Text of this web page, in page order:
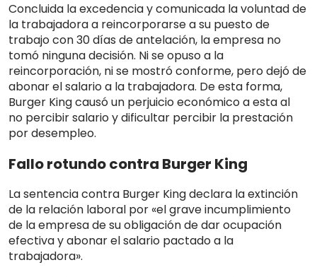
Concluida la excedencia y comunicada la voluntad de
la trabajadora a reincorporarse a su puesto de
trabajo con 30 días de antelación, la empresa no
tomó ninguna decisión. Ni se opuso a la
reincorporación, ni se mostró conforme, pero dejó de
abonar el salario a la trabajadora. De esta forma,
Burger King causó un perjuicio económico a esta al
no percibir salario y dificultar percibir la prestación
por desempleo.
Fallo rotundo contra Burger King
La sentencia contra Burger King declara la extinción
de la relación laboral por «el grave incumplimiento
de la empresa de su obligación de dar ocupación
efectiva y abonar el salario pactado a la
trabajadora».